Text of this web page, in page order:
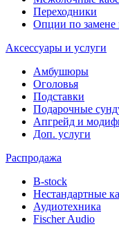
Переходники
Опции по замене
Аксессуары и услуги
Амбушюры
Оголовья
Подставки
Подарочные
Апгрейд и
Доп. услуги
Распродажа
B-stock
Нестандартные
Аудиотехника
Fischer Audio